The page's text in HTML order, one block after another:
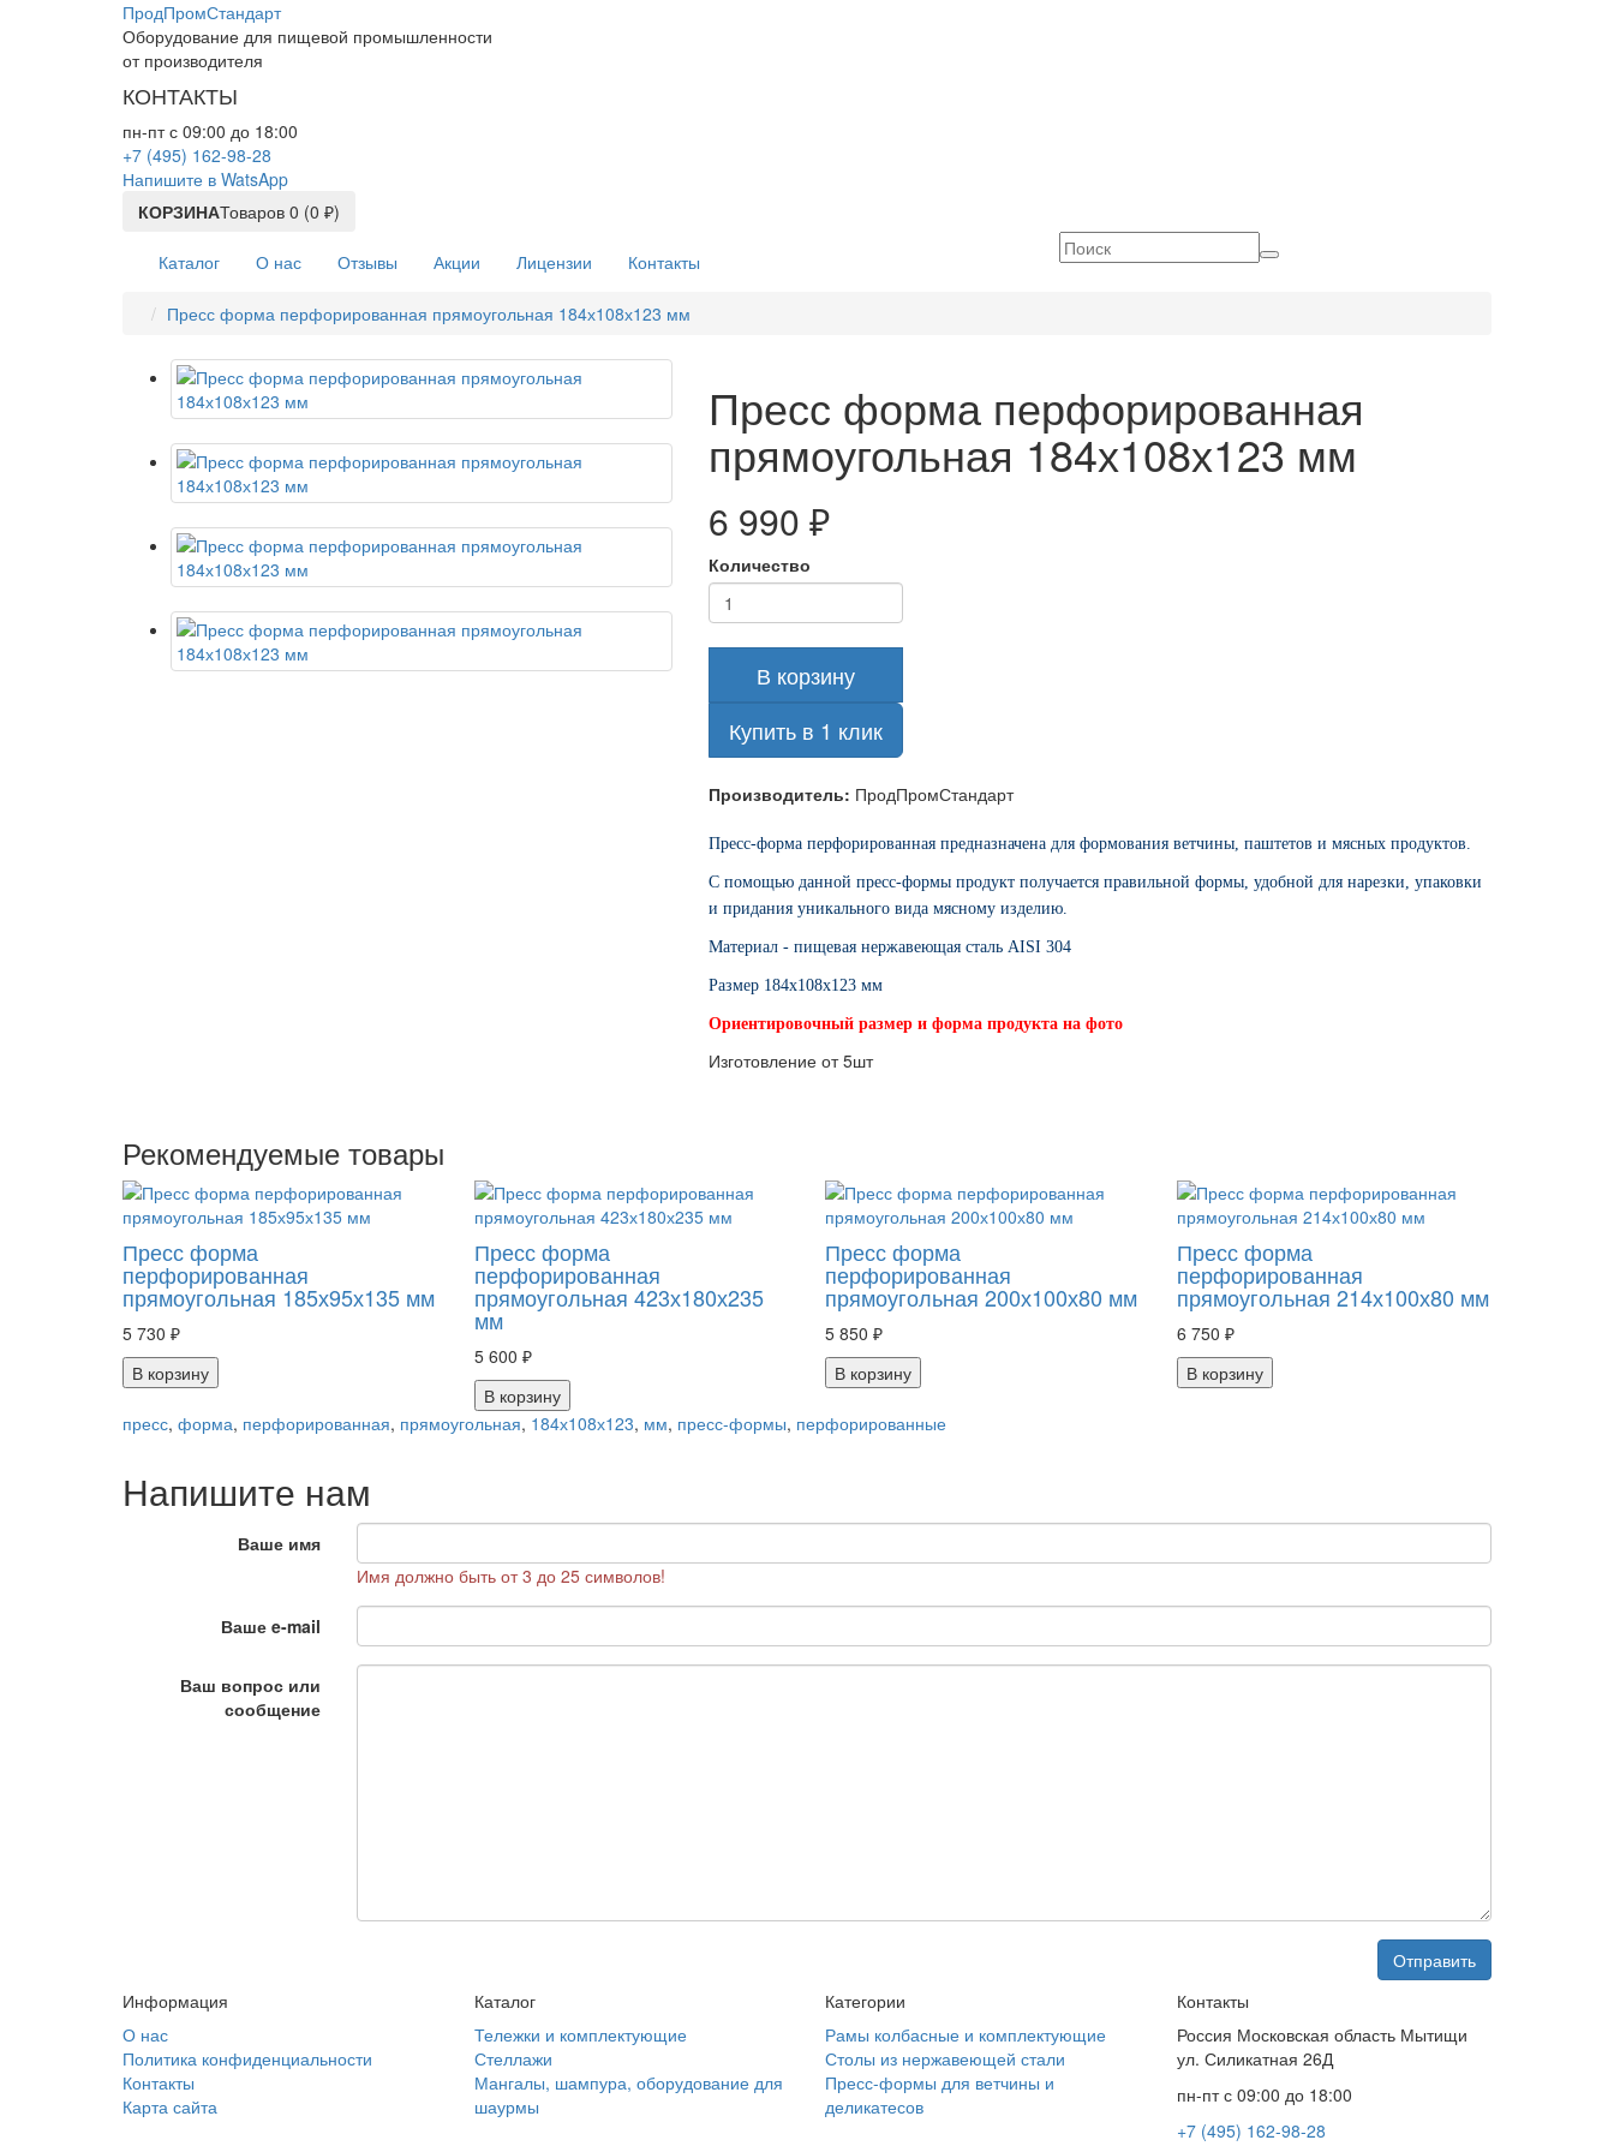
ПродПромСтандарт
Оборудование для пищевой промышленности
от производителя
КОНТАКТЫ
пн-пт с 09:00 до 18:00
+7 (495) 162-98-28
Напишите в WatsApp
КОРЗИНАТоваров 0 (0 ₽)
Каталог О нас Отзывы Акции Лицензии Контакты
Пресс форма перфорированная прямоугольная 184х108х123 мм
Пресс форма перфорированная
прямоугольная 184х108х123 мм
6 990 ₽
Количество
В корзину
Купить в 1 клик
Производитель: ПродПромСтандарт
Пресс-форма перфорированная предназначена для формования ветчины, паштетов и мясных продуктов.
С помощью данной пресс-формы продукт получается правильной формы, удобной для нарезки, упаковки
и придания уникального вида мясному изделию.
Материал - пищевая нержавеющая сталь AISI 304
Размер 184х108х123 мм
Ориентировочный размер и форма продукта на фото
Изготовление от 5шт
Рекомендуемые товары
Пресс форма
перфорированная
прямоугольная 185х95х135 мм
5 730 ₽
В корзину
Пресс форма
перфорированная
прямоугольная 423х180х235
мм
5 600 ₽
В корзину
Пресс форма
перфорированная
прямоугольная 200х100х80 мм
5 850 ₽
В корзину
Пресс форма
перфорированная
прямоугольная 214х100х80 мм
6 750 ₽
В корзину
пресс, форма, перфорированная, прямоугольная, 184х108х123, мм, пресс-формы, перфорированные
Напишите нам
Ваше имя
Имя должно быть от 3 до 25 символов!
Ваше e-mail
Ваш вопрос или
сообщение
Информация
О нас
Политика конфиденциальности
Контакты
Карта сайта
Каталог
Тележки и комплектующие
Стеллажи
Мангалы, шампура, оборудование для
шаурмы
Категории
Рамы колбасные и комплектующие
Столы из нержавеющей стали
Пресс-формы для ветчины и
деликатесов
Контакты
Россия Московская область Мытищи
ул. Силикатная 26Д
пн-пт с 09:00 до 18:00
+7 (495) 162-98-28